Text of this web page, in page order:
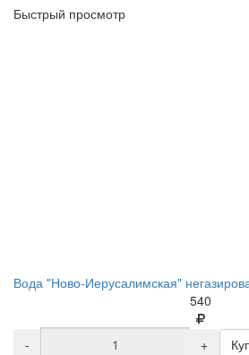
Быстрый просмотр
Вода "Ново-Иерусалимская"
540
- +